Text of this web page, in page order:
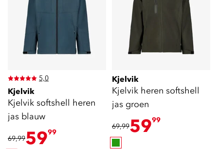
5,0
Kjelvik
Kjelvik softshell heren
jas blauw
69,995999
Kjelvik
Kjelvik heren softshell
jas groen
69,995999